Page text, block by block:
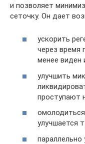
и позволяет
сеточку. Он дает
ускорить
через время
менее виден
улучшить
проступают
улучшается
параллельно